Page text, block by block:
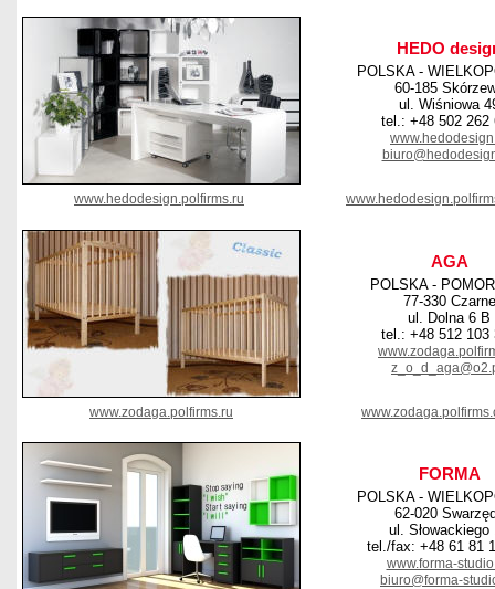
HEDO
POLSKA -
60-185
ul. Wiśniowa
tel.: +48 502 262
www.hedodesign.polfirms.ru
AGA
POLSKA -
77-330 Czarne
ul. Dolna 6 B
tel.: +48 512 103
www.zodaga.polfirms.ru
FORMA
POLSKA -
62-020
ul. Słowackiego
tel./fax: +48 61 81
www.forma-
biuro@forma-